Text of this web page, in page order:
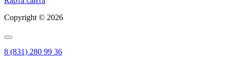
Copyright © 2026
8 (831) 280 99 36